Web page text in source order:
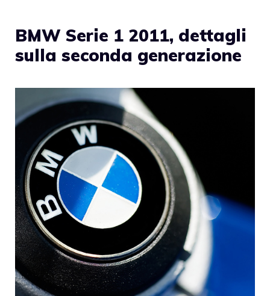
BMW Serie 1 2011, dettagli
sulla seconda generazione